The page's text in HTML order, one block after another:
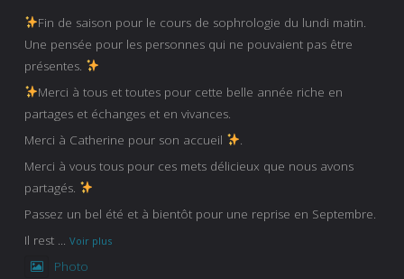
Fin de saison pour le cours de sophrologie du lundi matin.
Une pensée pour les personnes qui ne pouvaient pas être
présentes.
Merci à tous et toutes pour cette belle année riche en
partages et échanges et en vivances.
Merci à Catherine pour son accueil
Merci à vous tous pour ces mets délicieux que nous avons
partagés.
Passez un bel été et à bientôt pour une reprise en Septembre.
Il rest
Voir plus
Photo